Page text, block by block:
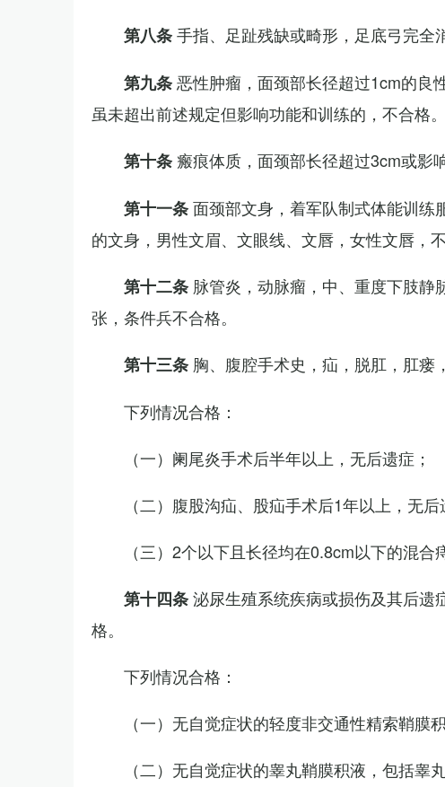
第八条手指、足趾残缺或畸形，足底弓完全
第九条恶性肿瘤，面颈部长径超过1cm的良
虽未超出前述规定但影响功能和训练的，不合格。
第十条 瘢痕体质，面颈部长径超过3cm或影
第十一条面颈部文身，着军队制式体能训练
的文身，男性文眉、文眼线、文唇，女性文唇，不
第十二条 脉管炎，动脉瘤，中、重度下肢
张，条件兵不合格。
第十三条 胸、腹腔手术史，疝，脱肛，肛瘘
下列情况合格：
（一）阑尾炎手术后半年以上，无后遗症；
（二）腹股沟疝、股疝手术后1年以上，无后
（三）2个以下且长径均在0.8cm以下的混合
第十四条泌尿生殖系统疾病或损伤及其后遗
格。
下列情况合格：
（一）无自觉症状的轻度非交通性精索鞘膜
（二）无自觉症状的睾丸鞘膜积液，包括睾